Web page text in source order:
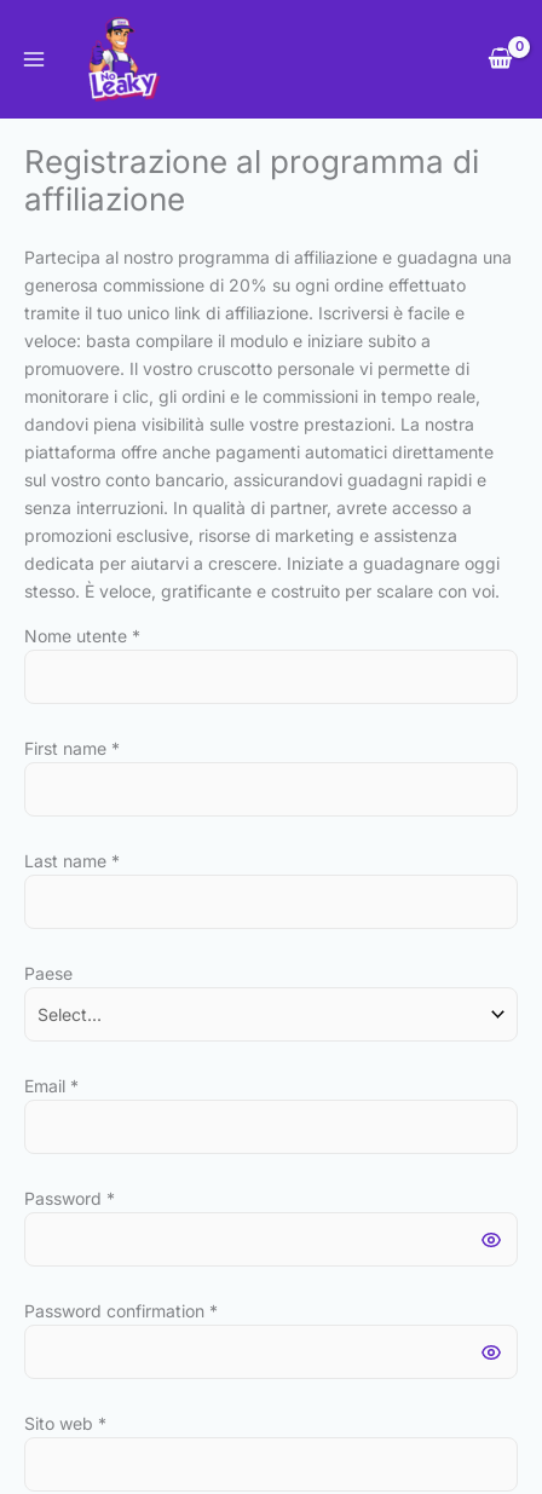
contenuto
Registrazione al programma di
affiliazione
Partecipa al nostro programma di affiliazione e guadagna una
generosa commissione di 20% su ogni ordine effettuato
tramite il tuo unico link di affiliazione. Iscriversi è facile e
veloce: basta compilare il modulo e iniziare subito a
promuovere. Il vostro cruscotto personale vi permette di
monitorare i clic, gli ordini e le commissioni in tempo reale,
dandovi piena visibilità sulle vostre prestazioni. La nostra
piattaforma offre anche pagamenti automatici direttamente
sul vostro conto bancario, assicurandovi guadagni rapidi e
senza interruzioni. In qualità di partner, avrete accesso a
promozioni esclusive, risorse di marketing e assistenza
dedicata per aiutarvi a crescere. Iniziate a guadagnare oggi
stesso. È veloce, gratificante e costruito per scalare con voi.
Nome utente *
First name *
Last name *
Paese
Email *
Password *
Password confirmation *
Sito web *